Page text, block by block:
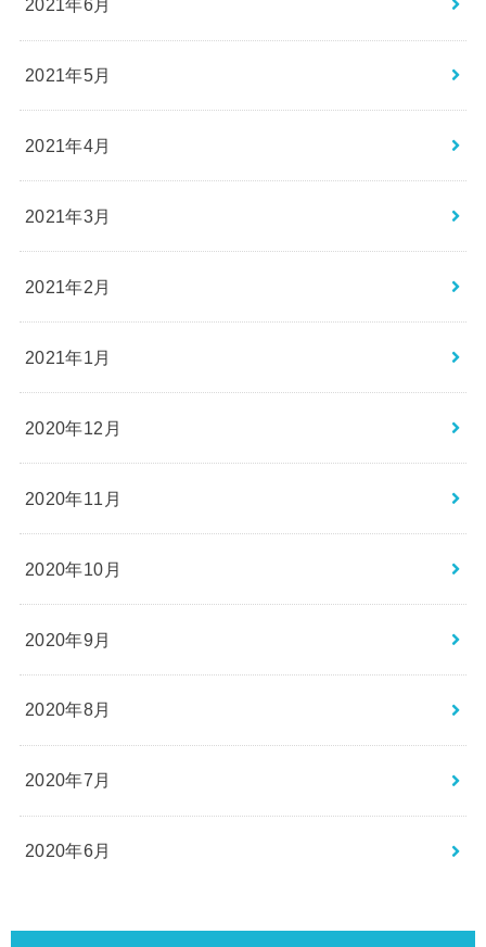
2021年6月
2021年5月
2021年4月
2021年3月
2021年2月
2021年1月
2020年12月
2020年11月
2020年10月
2020年9月
2020年8月
2020年7月
2020年6月